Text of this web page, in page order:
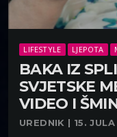
LIFESTYLE LJEPOTA
BAKA IZ
SVJETSKE
VIDEO I
UREDNIK | 15.